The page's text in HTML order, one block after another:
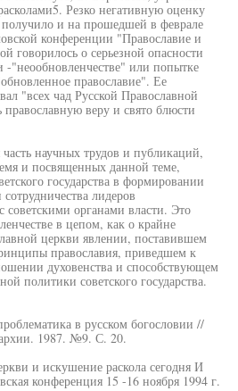
Резко негативную оценку
и на прошедшей в феврале
конференции "Православие и
говорилось о серьезной опасности
"неообновленчестве" или попытке
православие". Ее
"всех чад Русской Православной
веру и свято блюсти
часть научных трудов и публикаций,
и посвященных данной теме,
государства в формировании
лидеров
органами власти. Это
в цепом, как о крайне
церкви явлении, поставившем
православия, приведшем к
духовенства и способствующем
политики советского государства.
в русском богословии //
1987. №9. С. 20.
и искушение раскола сегодня И
конференция 15 -16 ноября 1994 г.